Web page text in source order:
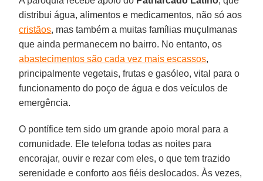
distribui água, alimentos e medicamentos, não só aos
cristãos, mas também a muitas famílias muçulmanas
que ainda permanecem no bairro. No entanto, os
abastecimentos são cada vez mais escassos,
principalmente vegetais, frutas e gasóleo, vital para o
funcionamento do poço de água e dos veículos de
emergência.
O pontífice tem sido um grande apoio moral para a
comunidade. Ele telefona todas as noites para
encorajar, ouvir e rezar com eles, o que tem trazido
serenidade e conforto aos fiéis deslocados. Às vezes,